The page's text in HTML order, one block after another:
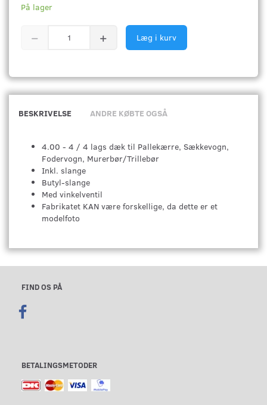
På lager
Læg i kurv
BESKRIVELSE ANDRE KØBTE OGSÅ
4.00 - 4 / 4 lags dæk til Pallekærre, Sækkevogn,
Fodervogn, Murerbør/Trillebør
Inkl. slange
Butyl-slange
Med vinkelventil
Fabrikatet KAN være forskellige, da dette er et
modelfoto
FIND OS PÅ
BETALINGSMETODER